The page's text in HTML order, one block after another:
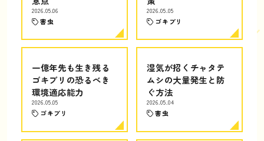
2026.05.06
害虫
2026.05.05
ゴキブリ
一億年先も生き残る
ゴキブリの恐るべき
環境適応能力
2026.05.05
ゴキブリ
湿気が招くチャタテ
ムシの大量発生と防
ぐ方法
2026.05.04
害虫